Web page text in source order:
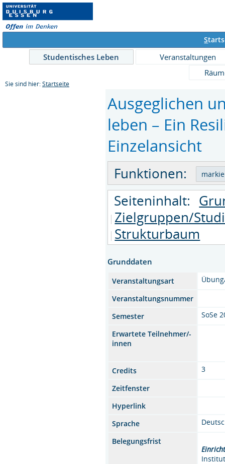
S
Studentisches Leben
Veranstaltungen
Sie sind hier: Startseite
Ausgeglichen
leben – Ein
Einzelansicht
Funktionen:
Seiteninhalt:
Zielgruppen/
Strukturbaum
Grunddaten
Veranstaltungsart
Veranstaltungsnummer
Semester
SoSe
Erwartete Teilnehmer/-
innen
Credits
3
Zeitfenster
Hyperlink
Sprache
Belegungsfrist